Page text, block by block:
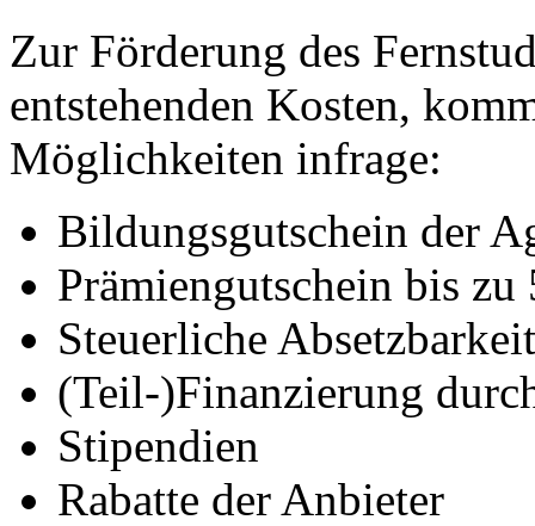
Zur Förderung des
entstehenden Kosten,
Möglichkeiten infrage:
Bildungsgutschein der
Prämiengutschein bis zu
Steuerliche Absetzbarkeit
(Teil-)Finanzierung
Stipendien
Rabatte der Anbieter